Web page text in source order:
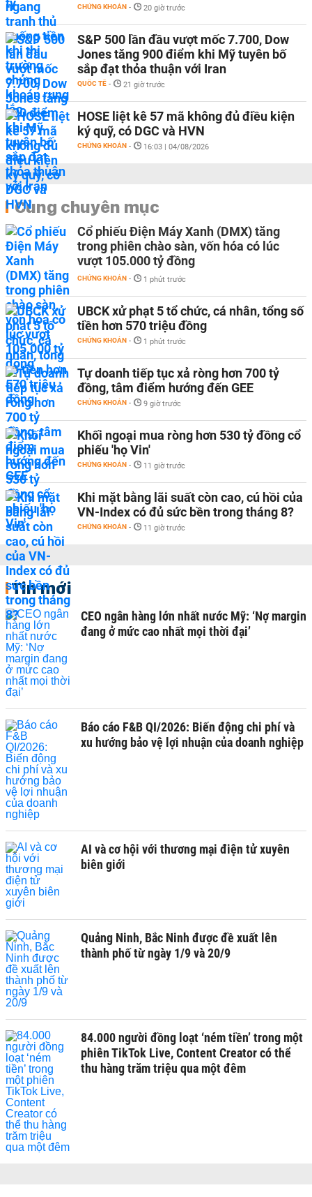
CHỨNG KHOÁN - 20 giờ trước
S&P 500 lần đầu vượt mốc 7.700, Dow
Jones tăng 900 điểm khi Mỹ tuyên bố
sắp đạt thỏa thuận với Iran
QUỐC TẾ - 21 giờ trước
HOSE liệt kê 57 mã không đủ điều kiện
ký quỹ, có DGC và HVN
CHỨNG KHOÁN - 16:03 | 04/08/2026
Cùng chuyên mục
Cổ phiếu Điện Máy Xanh (DMX) tăng
trong phiên chào sàn, vốn hóa có lúc
vượt 105.000 tỷ đồng
CHỨNG KHOÁN - 1 phút trước
UBCK xử phạt 5 tổ chức, cá nhân, tổng số
tiền hơn 570 triệu đồng
CHỨNG KHOÁN - 1 phút trước
Tự doanh tiếp tục xả ròng hơn 700 tỷ
đồng, tâm điểm hướng đến GEE
CHỨNG KHOÁN - 9 giờ trước
Khối ngoại mua ròng hơn 530 tỷ đồng cổ
phiếu 'họ Vin'
CHỨNG KHOÁN - 11 giờ trước
Khi mặt bằng lãi suất còn cao, cú hồi của
VN-Index có đủ sức bền trong tháng 8?
CHỨNG KHOÁN - 11 giờ trước
Tin mới
CEO ngân hàng lớn nhất nước Mỹ: ‘Nợ margin
đang ở mức cao nhất mọi thời đại’
Báo cáo F&B QI/2026: Biến động chi phí và
xu hướng bảo vệ lợi nhuận của doanh nghiệp
AI và cơ hội với thương mại điện tử xuyên
biên giới
Quảng Ninh, Bắc Ninh được đề xuất lên
thành phố từ ngày 1/9 và 20/9
84.000 người đồng loạt ‘ném tiền’ trong một
phiên TikTok Live, Content Creator có thể
thu hàng trăm triệu qua một đêm